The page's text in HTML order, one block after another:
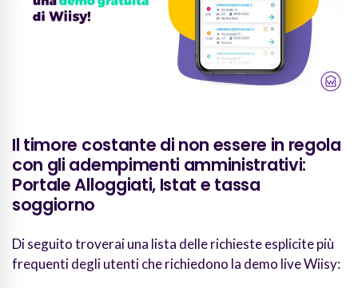
Il timore costante di non essere in regola
con gli adempimenti amministrativi:
Portale Alloggiati, Istat e tassa
soggiorno
Di seguito troverai una lista delle richieste esplicite più
frequenti degli utenti che richiedono la demo live Wiisy: